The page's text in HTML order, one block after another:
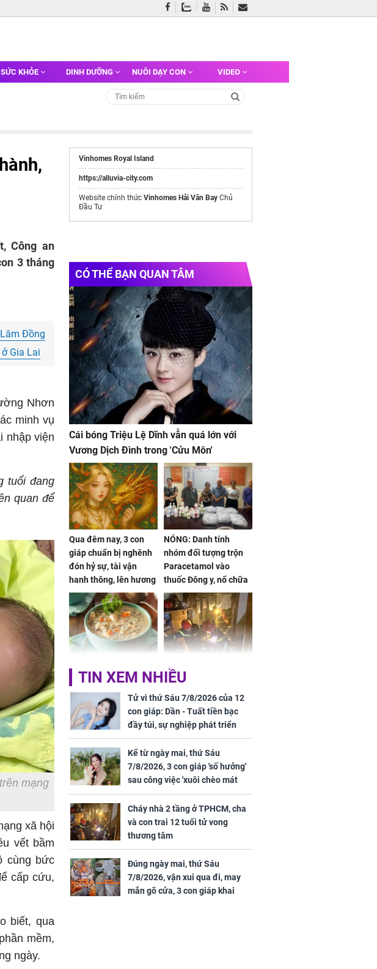
SỨC KHỎE DINH DƯỠNG NUÔI DẠY CON VIDEO
Công an
3 tháng
Đồng
Gia Lai
Nhơn
minh vụ
nhập viện
tuổi đang
quan để
mạng
xã hội
vết bầm
cùng bức
cấp cứu,
biết, qua
mềm,
ngày.
Vinhomes Royal Island
https://alluvia-city.com
Website chính thức Vinhomes Hải Vân Bay Chủ
Đầu Tư
CÓ THỂ BẠN QUAN TÂM
Cái bóng Triệu Lệ Dĩnh vẫn quá lớn với
Vương Dịch Đình trong 'Cửu Môn'
Qua đêm nay, 3 con
giáp chuẩn bị nghênh
đón hỷ sự, tài vận
hanh thông, lên hương
hóa Rồng hóa Phượng,
gom hết may mắn về
nhà
NÓNG: Danh tính
nhóm đối tượng trộn
Paracetamol vào
thuốc Đông y, nổ chữa
bách bệnh
Giá trị sức khỏe và
cách sử dụng đúng
của loại hạt bình dân
Cháy nhà 2 tầng ở
TPHCM, cha và con
trai 12 tuổi tử vong
thương tâm
Chân dung nam diễn
ứng ngược khi than
nghèo
TIN XEM NHIỀU
Tử vi thứ Sáu 7/8/2026 của 12
con giáp: Dần - Tuất tiền bạc
đầy túi, sự nghiệp phát triển
hưng thịnh, Mão - Thân tài lộc
ảm đạm, mọi sự khó thành công
mỹ mãn
Kể từ ngày mai, thứ Sáu
7/8/2026, 3 con giáp 'số hưởng'
sau công việc 'xuôi chèo mát
mái', tiền tài 'thu về như nước',
tình duyên viên mãn
Cháy nhà 2 tầng ở TPHCM, cha
và con trai 12 tuổi tử vong
thương tâm
Đúng ngày mai, thứ Sáu
7/8/2026, vận xui qua đi, may
mắn gõ cửa, 3 con giáp khai